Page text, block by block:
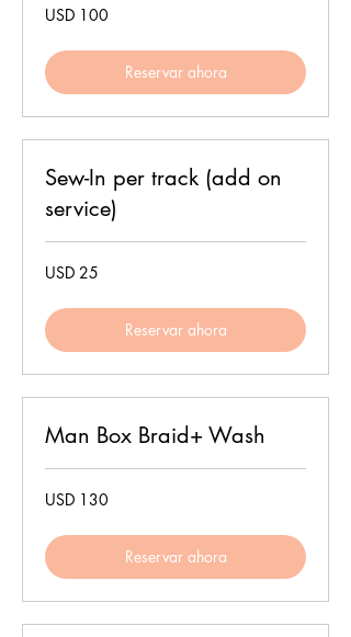
100
dólares
USD 100
Reservar ahora
Sew-In per track (add on
service)
25
dólares
USD 25
Reservar ahora
Man Box Braid+ Wash
130
dólares
USD 130
Reservar ahora